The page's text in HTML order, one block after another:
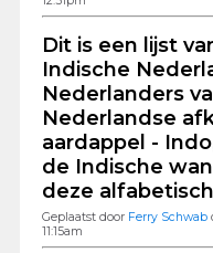
Dit is een lijst
Indische
Nederlanders
Nederlandse
aardappel -
de Indische
deze
Geplaatst door Ferry Schwab
11:15am